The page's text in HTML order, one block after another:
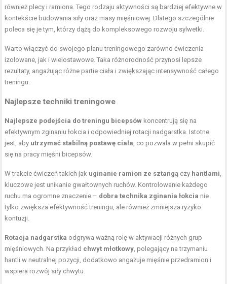
również plecy i ramiona. Tego rodzaju aktywności są bardziej efektywne w
kontekście budowania siły oraz masy mięśniowej. Dlatego szczególnie
poleca się je tym, którzy dążą do kompleksowego rozwoju sylwetki.
Warto włączyć do swojego planu treningowego zarówno ćwiczenia
izolowane, jak i wielostawowe. Taka różnorodność przynosi lepsze
rezultaty, angażując różne partie ciała i zwiększając intensywność całego
treningu.
Najlepsze techniki treningowe
Najlepsze podejścia do treningu bicepsów koncentrują się na
efektywnym zginaniu łokcia i odpowiedniej rotacji nadgarstka. Istotne
jest, aby utrzymać stabilną postawę ciała , co pozwala w pełni skupić
się na pracy mięśni bicepsów.
W trakcie ćwiczeń takich jak uginanie ramion ze sztangą czy hantlami
kluczowe jest unikanie gwałtownych ruchów. Kontrolowanie każdego
ruchu ma ogromne znaczenie – dobra technika zginania łokcia nie
tylko zwiększa efektywność treningu, ale również zmniejsza ryzyko
kontuzji.
Rotacja nadgarstka odgrywa ważną rolę w aktywacji różnych grup
mięśniowych. Na przykład chwyt młotkowy , polegający na trzymaniu
hantli w neutralnej pozycji, dodatkowo angażuje mięśnie przedramion i
wspiera rozwój siły chwytu.